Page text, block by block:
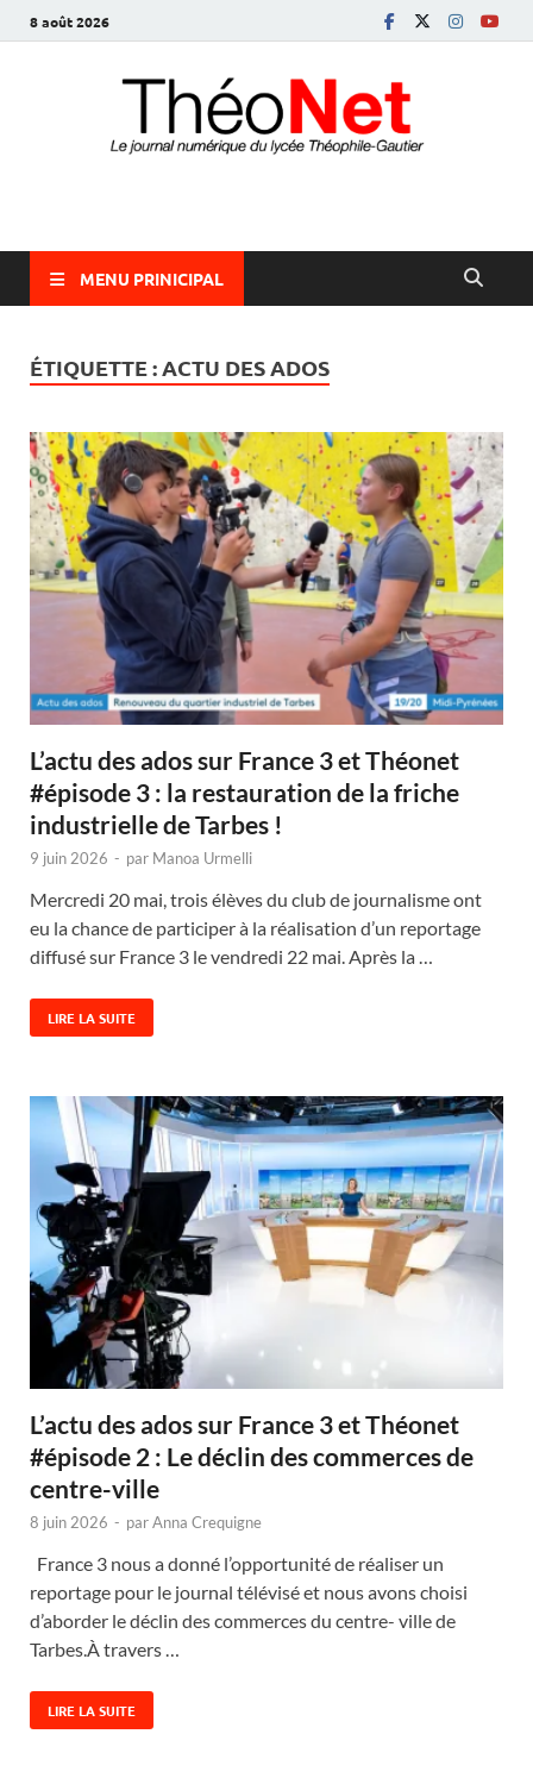
8 août 2026
ThéoNet
MENU PRINICIPAL
ÉTIQUETTE :ACTU DES ADOS
L’actu des ados sur France 3 et Théonet
#épisode 3 : la restauration de la friche
industrielle de Tarbes !
9 juin 2026 - par Manoa Urmelli
Mercredi 20 mai, trois élèves du club de journalisme ont
eu la chance de participer à la réalisation d’un reportage
diffusé sur France 3 le vendredi 22 mai. Après la …
LIRE LA SUITE
L’actu des ados sur France 3 et Théonet
#épisode 2 : Le déclin des commerces de
centre-ville
8 juin 2026 - parAnna Crequigne
France 3 nous a donné l’opportunité de réaliser un
reportage pour le journal télévisé et nous avons choisi
d’aborder le déclin des commerces du centre- ville de
Tarbes.À travers …
LIRE LA SUITE